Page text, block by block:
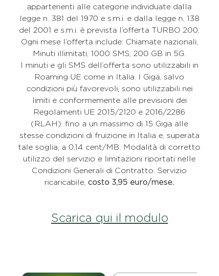
appartenenti alle categorie individuate dalla
legge n. 381 del 1970 e s.m.i. e dalla legge n. 138
del 2001 e s.m.i. è prevista l’offerta TURBO 200.
Ogni mese l’offerta include: Chiamate nazionali,
Minuti illimitati, 1000 SMS, 200 GB in 5G.
I minuti e gli SMS dell’offerta sono utilizzabili in
Roaming UE come in Italia. I Giga, salvo
condizioni più favorevoli, sono utilizzabili nei
limiti e conformemente alle previsioni dei
Regolamenti UE 2015/2120 e 2016/2286
(RLAH): fino a un massimo di 15 Giga alle
stesse condizioni di fruizione in Italia e, superata
tale soglia, a 0,14 cent/MB. Modalità di corretto
utilizzo del servizio e limitazioni riportati nelle
Condizioni Generali di Contratto. Servizio
ricaricabile,costo 3,95 euro/mese.
Scarica qui il modulo